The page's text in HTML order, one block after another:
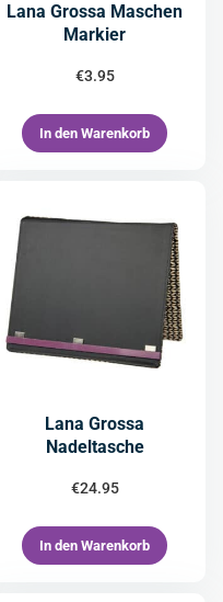
Lana Grossa Maschen
Markier
€3.95
In den Warenkorb
Lana Grossa
Nadeltasche
€24.95
In den Warenkorb